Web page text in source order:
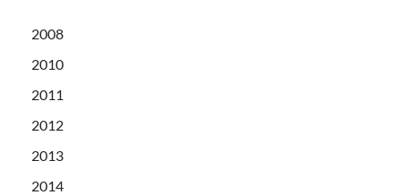
2008
2010
2011
2012
2013
2014